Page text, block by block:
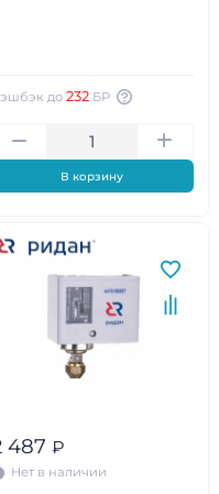
до 232 БР
В корзину
487 ₽
Нет в наличии